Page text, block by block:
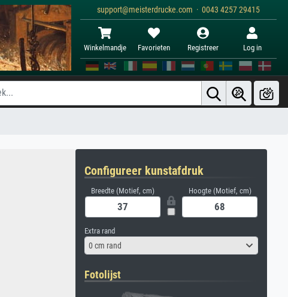
support@meisterdrucke.com · 0043 4257 29415
Winkelmandje Favorieten Registreer Log in
Configureer kunstafdruk
Breedte (Motief, cm) Hoogte (Motief, cm)
Extra rand
0 cm rand
Fotolijst